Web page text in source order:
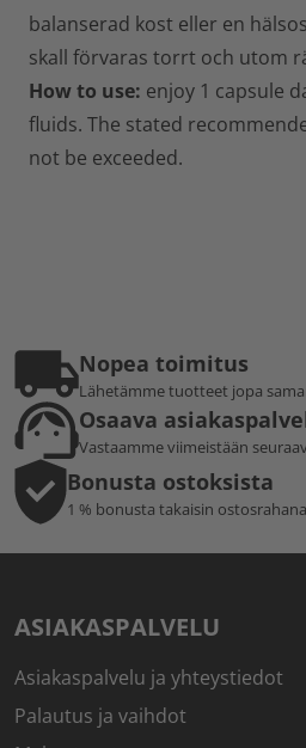
balanserad kost eller en
skall förvaras torrt och utom
How to use: enjoy 1 capsule
fluids. The stated
not be exceeded.
Nopea toimitus
Lähetämme tuotteet jopa
Osaava
Vastaamme viimeistään
Bonusta ostoksista
1 % bonusta takaisin
ASIAKASPALVELU
Asiakaspalvelu ja yhteystiedot
Palautus ja vaihdot